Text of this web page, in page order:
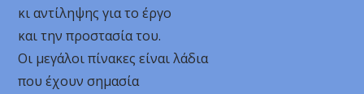
κι αντίληψης για το έργο
και την προστασία του.
Οι μεγάλοι πίνακες είναι λάδια
που έχουν σημασία